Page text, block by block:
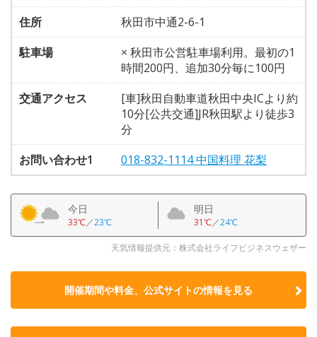
住所
秋田市中通2-6-1
駐車場
× 秋田市公営駐車場利用。最初の1
時間200円、追加30分毎に100円
交通アクセス
[車]秋田自動車道秋田中央ICより約
10分[公共交通]JR秋田駅より徒歩3
分
お問い合わせ1
018-832-1114 中国料理 花梨
今日
33℃／23℃
明日
31℃／24℃
天気情報提供元：株式会社ライフビジネスウェザー
開催期間や料金、公式サイトの情報を見る